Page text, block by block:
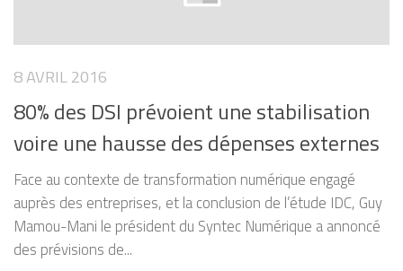
8 AVRIL 2016
80% des DSI prévoient une stabilisation
voire une hausse des dépenses externes
Face au contexte de transformation numérique engagé
auprès des entreprises, et la conclusion de l’étude IDC, Guy
Mamou-Mani le président du Syntec Numérique a annoncé
des prévisions de...